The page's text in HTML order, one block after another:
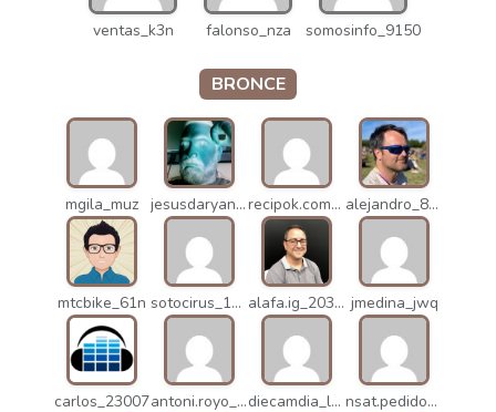
ventas_k3n falonso_nza somosinfo_9150
BRONCE
mgila_muz jesusdaryanani_mko recipok.com_n5u alejandro_8931
mtcbike_61n sotocirus_11872 alafa.ig_20338 jmedina_jwq
carlos_23007 antoni.royo_10023 diecamdia_l27 nsat.pedidos_1235